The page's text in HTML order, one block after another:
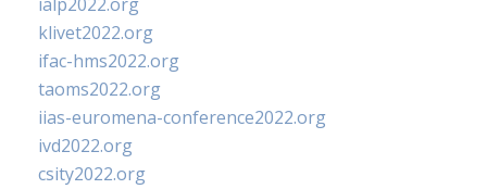
klivet2022.org
ifac-hms2022.org
taoms2022.org
iias-euromena-conference2022.org
ivd2022.org
csity2022.org